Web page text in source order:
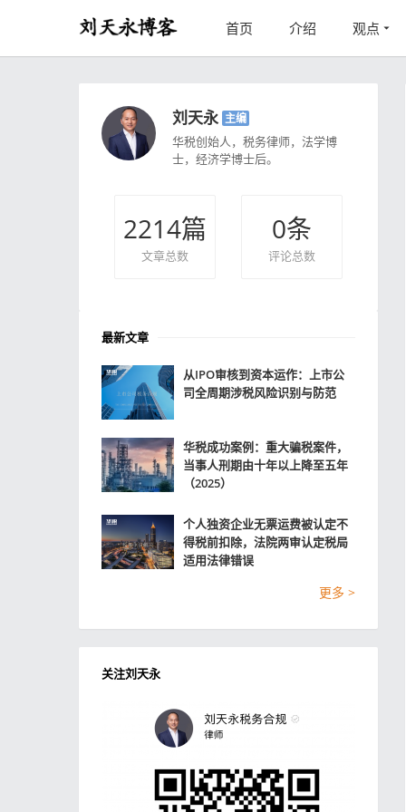
首页 介绍 观点
刘天永 主编
华税创始人，税务律师，法学博
士，经济学博士后。
2214篇
文章总数
0条
评论总数
最新文章
从IPO审核到资本运作：上市公
司全周期涉税风险识别与防范
华税成功案例：重大骗税案件，
当事人刑期由十年以上降至五年
（2025）
个人独资企业无票运费被认定不
得税前扣除，法院两审认定税局
适用法律错误
更多 >
关注刘天永